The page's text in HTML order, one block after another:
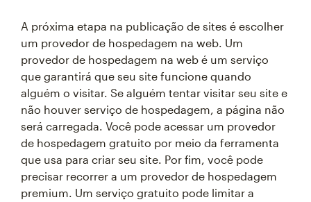
A próxima etapa na publicação de sites é escolher
um provedor de hospedagem na web. Um
provedor de hospedagem na web é um serviço
que garantirá que seu site funcione quando
alguém o visitar. Se alguém tentar visitar seu site e
não houver serviço de hospedagem, a página não
será carregada. Você pode acessar um provedor
de hospedagem gratuito por meio da ferramenta
que usa para criar seu site. Por fim, você pode
precisar recorrer a um provedor de hospedagem
premium. Um serviço gratuito pode limitar a